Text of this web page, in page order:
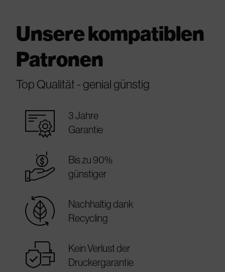
Unsere kompatiblen
Patronen
Top Qualität - genial günstig
warranty_certificate
3 Jahre
Garantie
best_price
Bis zu 90%
günstiger
sustainable
Nachhaltig dank
Recycling
warranty
Kein Verlust der
Druckergarantie